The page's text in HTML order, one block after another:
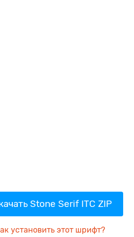
Stone Serif ITC ZIP
установить этот шрифт?